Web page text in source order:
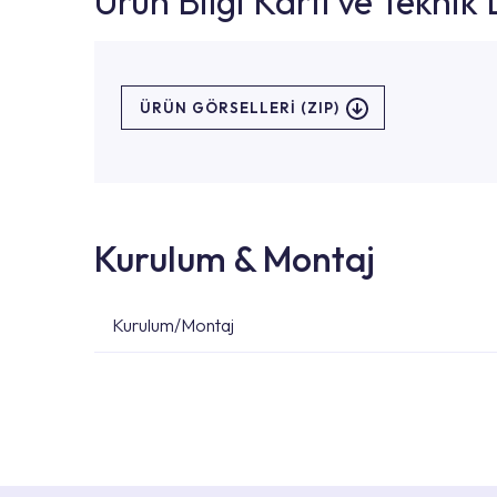
ÜRÜN GÖRSELLERI (ZIP)
Kurulum & Montaj
Kurulum/Montaj